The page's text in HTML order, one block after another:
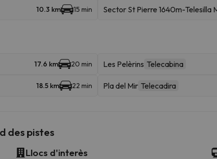
10.3 km 15 min Sector St Pierre 1640m-Telesilla
17.6 km 20 min Les Pelèrins Telecabina
18.5 km 22 min Pla del Mir Telecadira
des pistes
Llocs d'interès